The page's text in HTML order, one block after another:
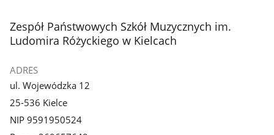
stopka
Zespół Państwowych Szkół Muzycznych im.
Ludomira Różyckiego w Kielcach
ADRES
ul. Wojewódzka 12
25-536 Kielce
NIP 9591950524